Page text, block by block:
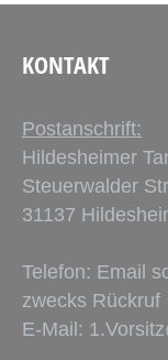
KONTAKT
Postanschrift:
Hildesheimer
Steuerwalder
31137
Telefon: Email
zwecks Rückruf
E-Mail: